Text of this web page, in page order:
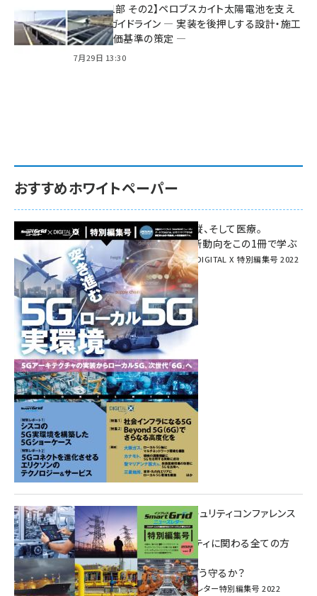
特集【第1部 その2】ペロブスカイト太陽電池を支え
る2つのガイドライン ― 実装を後押しする設計・施工
方針と評価基準の策定 ―
7月29日 13:30
おすすめホワイトペーパー
環境対策、建機の遠隔操縦、そして医療。
次世代通信規格「5G」最新動向をこの1冊で学ぶ
SmartGrid ニューズレター × DIGITAL X 特別編集号 2022
Summer
重要インフラサイバーセキュリティコンファレンス
特別電子版！
― 産業サイバーセキュリティに関わる全ての方
へ！ ―
加速するDX、OT/IoTをどう守るか？
インプレス SmartGridニューズレター特別編集号 2022